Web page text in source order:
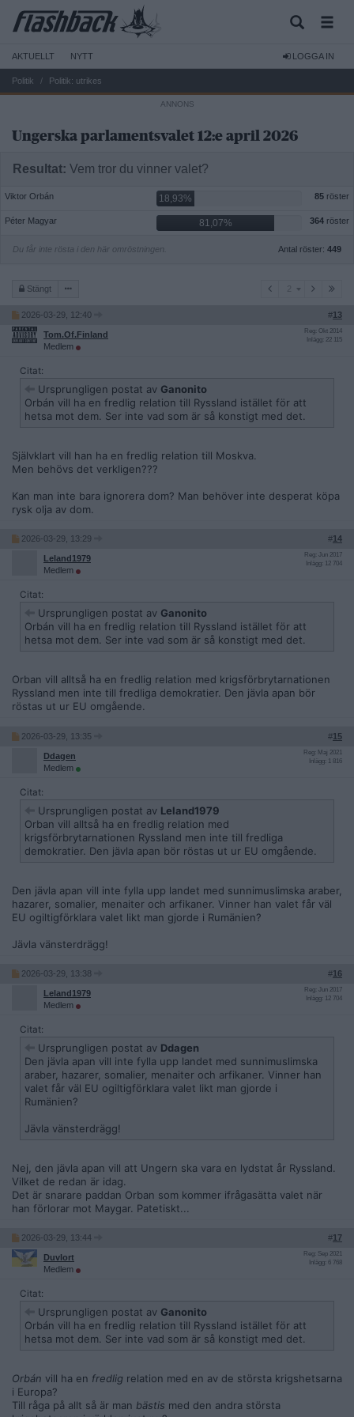
AKTUELLT NYTT LOGGA IN
Politik Politik: utrikes
Ungerska parlamentsvalet 12:e april 2026
Resultat: Vem tror du vinner valet?
Viktor Orbán 18,93% 85 röster
Péter Magyar 81,07% 364 röster
Antal röster: 449
Du får inte rösta i den här omröstningen.
Stängt
2026-03-29, 12:40 #13
Tom.Of.Finland
Medlem
Reg: Okt 2014
Inlägg: 22 115
Citat:
Ursprungligen postat av Ganonito
Orbán vill ha en fredlig relation till Ryssland istället för att
hetsa mot dem. Ser inte vad som är så konstigt med det.
Självklart vill han ha en fredlig relation till Moskva.
Men behövs det verkligen???
Kan man inte bara ignorera dom? Man behöver inte desperat köpa
rysk olja av dom.
2026-03-29, 13:29 #14
Leland1979
Medlem
Reg: Jun 2017
Inlägg: 12 704
Citat:
Ursprungligen postat av Ganonito
Orbán vill ha en fredlig relation till Ryssland istället för att
hetsa mot dem. Ser inte vad som är så konstigt med det.
Orban vill alltså ha en fredlig relation med krigsförbrytarnationen
Ryssland men inte till fredliga demokratier. Den jävla apan bör
röstas ut ur EU omgående.
2026-03-29, 13:35 #15
Ddagen
Medlem
Reg: Maj 2021
Inlägg: 1 816
Citat:
Ursprungligen postat av Leland1979
Orban vill alltså ha en fredlig relation med
krigsförbrytarnationen Ryssland men inte till fredliga
demokratier. Den jävla apan bör röstas ut ur EU omgående.
Den jävla apan vill inte fylla upp landet med sunnimuslimska araber,
hazarer, somalier, menaiter och arfikaner. Vinner han valet får väl
EU ogiltigförklara valet likt man gjorde i Rumänien?
Jävla vänsterdrägg!
2026-03-29, 13:38 #16
Leland1979
Medlem
Reg: Jun 2017
Inlägg: 12 704
Citat:
Ursprungligen postat av Ddagen
Den jävla apan vill inte fylla upp landet med sunnimuslimska
araber, hazarer, somalier, menaiter och arfikaner. Vinner han
valet får väl EU ogiltigförklara valet likt man gjorde i
Rumänien?
Jävla vänsterdrägg!
Nej, den jävla apan vill att Ungern ska vara en lydstat år Ryssland.
Vilket de redan är idag.
Det är snarare paddan Orban som kommer ifrågasätta valet när
han förlorar mot Maygar. Patetiskt...
2026-03-29, 13:44 #17
Duvlort
Medlem
Reg: Sep 2021
Inlägg: 6 768
Citat:
Ursprungligen postat av Ganonito
Orbán vill ha en fredlig relation till Ryssland istället för att
hetsa mot dem. Ser inte vad som är så konstigt med det.
Orbán vill ha en fredlig relation med en av de största krigshetsarna
i Europa?
Till råga på allt så är man bästis med den andra största